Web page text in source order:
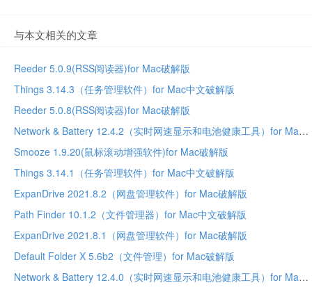
与本文相关的文章
Reeder 5.0.9(RSS阅读器)for Mac破解版
Things 3.14.3（任务管理软件）for Mac中文破解版
Reeder 5.0.8(RSS阅读器)for Mac破解版
Network & Battery 12.4.2（实时网速显示和电池健康工具）for Mac中文破解版
Smooze 1.9.20(鼠标滚动增强软件)for Mac破解版
Things 3.14.1（任务管理软件）for Mac中文破解版
ExpanDrive 2021.8.2（网盘管理软件）for Mac破解版
Path Finder 10.1.2（文件管理器）for Mac中文破解版
ExpanDrive 2021.8.1（网盘管理软件）for Mac破解版
Default Folder X 5.6b2（文件管理）for Mac破解版
Network & Battery 12.4.0（实时网速显示和电池健康工具）for Mac中文破解版